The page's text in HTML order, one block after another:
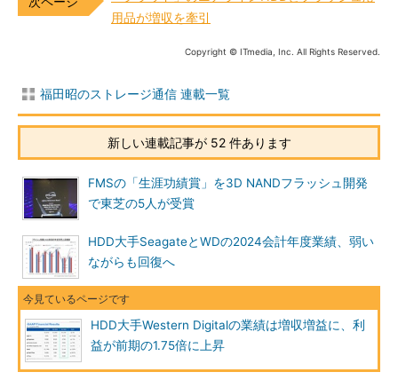
用品が増収を牽引
Copyright © ITmedia, Inc. All Rights Reserved.
福田昭のストレージ通信 連載一覧
新しい連載記事が 52 件あります
FMSの「生涯功績賞」を3D NANDフラッシュ開発
で東芝の5人が受賞
HDD大手SeagateとWDの2024会計年度業績、弱い
ながらも回復へ
HDD大手Western Digitalの業績は増収増益に、利
益が前期の1.75倍に上昇